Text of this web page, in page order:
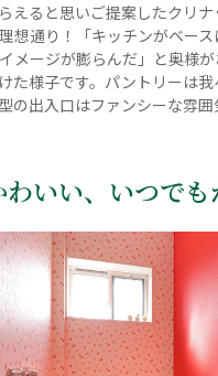
えると思いご提案したクリナ
想通り！「キッチンがベー
メージが膨らんだ」と奥様
た様子です。パントリーは
の出入口はファンシーな雰囲
いい、いつで